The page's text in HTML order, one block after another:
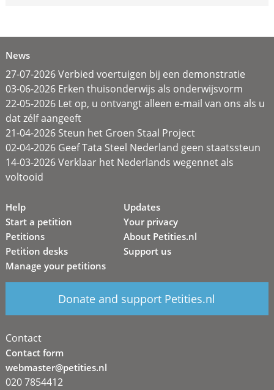
News
27-07-2026 Verbied voertuigen bij een demonstratie
03-06-2026 Erken thuisonderwijs als onderwijsvorm
22-05-2026 Let op, u ontvangt alleen e-mail van ons als u
dat zélf aangeeft
21-04-2026 Steun het Groen Staal Project
02-04-2026 Geef Tata Steel Nederland geen staatssteun
14-03-2026 Verklaar het Nederlands wegennet als
voltooid
Help
Start a petition
Petitions
Petition desks
Manage your petitions
Updates
Your privacy
About Petities.nl
Support us
Donate and support Petities.nl
Contact
Contact form
webmaster@petities.nl
020 7854412